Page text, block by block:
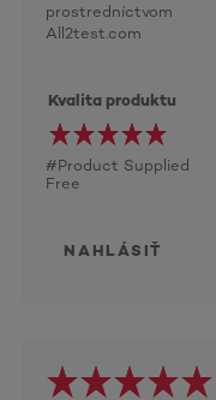
prostredníctvom
All2test.com
Kvalita produktu
#Product Supplied
Free
NAHLÁSIŤ